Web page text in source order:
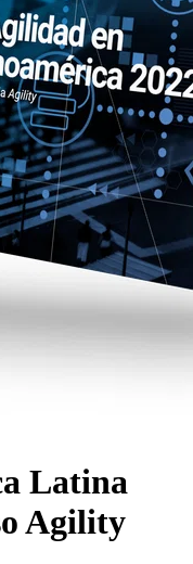
Latina
Agility